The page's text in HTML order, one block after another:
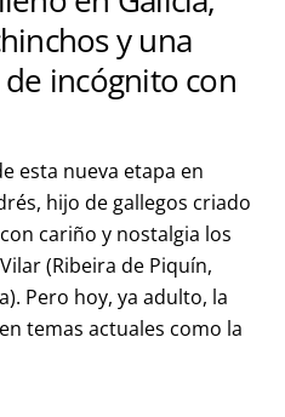
y una
de incógnito con
esta nueva etapa en
hijo de gallegos criado
cariño y nostalgia los
(Ribeira de Piquín,
Pero hoy, ya adulto, la
temas actuales como la